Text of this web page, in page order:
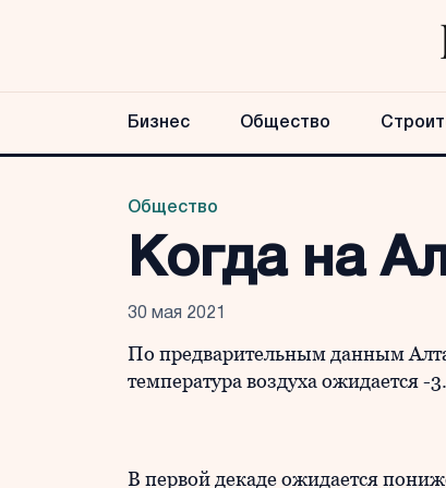
Бизнес Общество
Общество
Когда на
30 мая 2021
По предварительным данным
температура воздуха ожидается
В первой декаде ожидается